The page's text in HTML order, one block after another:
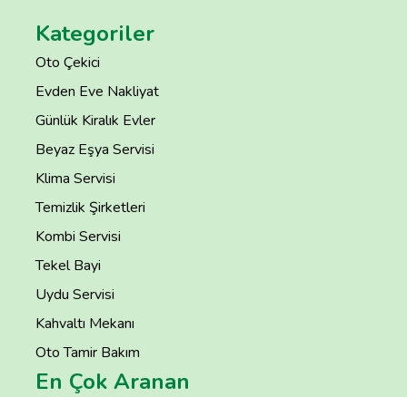
Kategoriler
Oto Çekici
Evden Eve Nakliyat
Günlük Kiralık Evler
Beyaz Eşya Servisi
Klima Servisi
Temizlik Şirketleri
Kombi Servisi
Tekel Bayi
Uydu Servisi
Kahvaltı Mekanı
Oto Tamir Bakım
En Çok Aranan